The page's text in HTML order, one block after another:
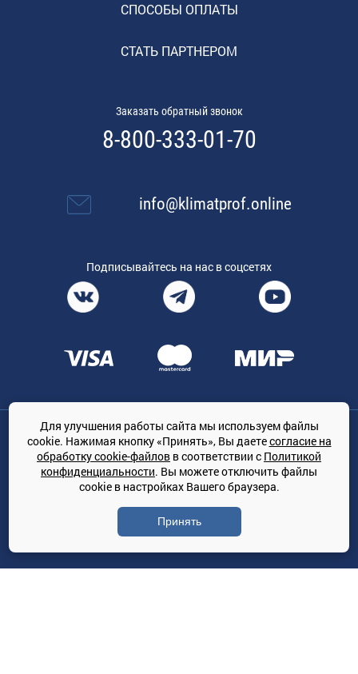
СПОСОБЫ ОПЛАТЫ
СТАТЬ ПАРТНЕРОМ
Заказать обратный звонок
8-800-333-01-70
info@klimatprof.online
Подписывайтесь на нас в соцсетях
Общество с ограниченной ответственностью «ТРЕЙДКОН», ОГРН:
1167847364079, 197022, г. Санкт-Петербург, проспект Медиков, 7
КЛИМАТПРОФ.ONLINE - оптовая продажа кондиционеров и
климатической техники на территории РФ
© Сайт принадлежит ООО «ТРЕЙДКОН»
Политика конфиденциальности
Для улучшения работы сайта мы используем файлы
cookie. Нажимая кнопку «Принять», Вы даетесогласие на
обработку cookie-файлов в соответствии с Политикой
конфиденциальности. Вы можете отключить файлы
cookie в настройках Вашего браузера.
Принять